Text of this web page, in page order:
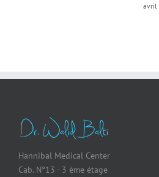
avril
Hannibal Medical Center
Cab. N°13 - 3 ème étage